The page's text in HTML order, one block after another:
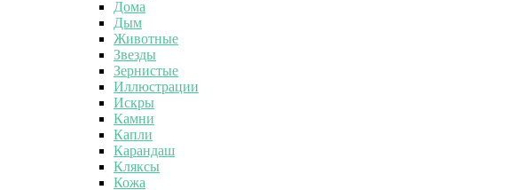
Дома
Дым
Животные
Звезды
Зернистые
Иллюстрации
Искры
Камни
Капли
Карандаш
Кляксы
Кожа